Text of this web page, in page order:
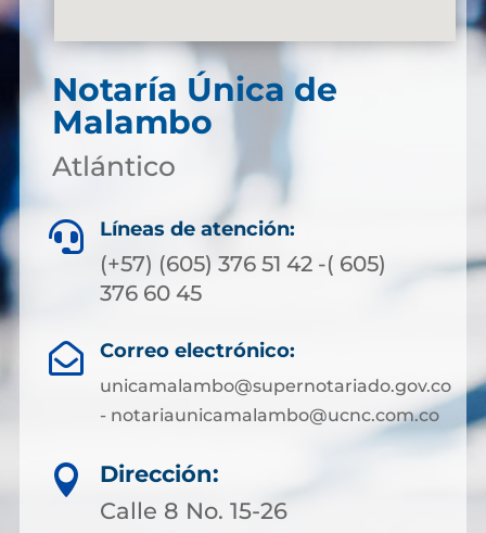
Notaría Única de
Malambo
Atlántico
 Líneas de atención:
(+57) (605) 376 51 42 -( 605)
376 60 45
 Correo electrónico:
unicamalambo@supernotariado.gov.co
- notariaunicamalambo@ucnc.com.co

Dirección:
Calle 8 No. 15-26